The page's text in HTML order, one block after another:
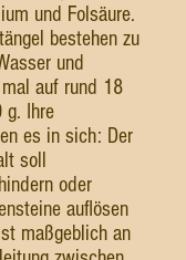
und Folsäure.
bestehen zu
und
auf rund 18
g. Ihre
es in sich: Der
soll
oder
auflösen
maßgeblich an